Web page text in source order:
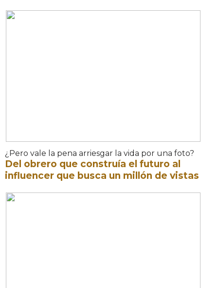
¿Pero vale la pena arriesgar la vida por una foto?
Del obrero que construía el futuro al
influencer que busca un millón de vistas